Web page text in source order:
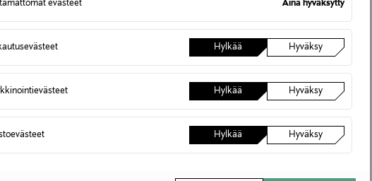
evästeet Aina hyväksytty
Hylkää Hyväksy
Hylkää Hyväksy
Hylkää Hyväksy